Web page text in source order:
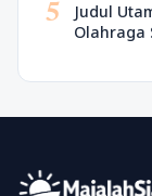
5
Judul
Olahraga